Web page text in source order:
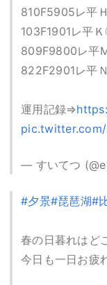
810F5905レ平
103F1901レ平
809F9800レ平
822F2901レ平
運用記録⇒
— すいてつ
#夕景#琵琶湖#
春の日暮れはど
今日も一日お疲